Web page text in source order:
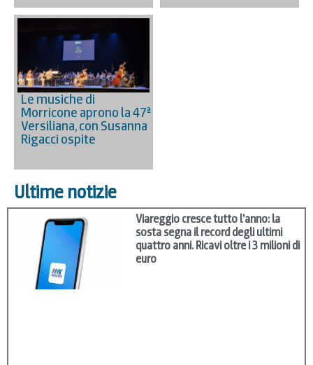
Le musiche di
Morricone aprono la 47ª
Versiliana, con Susanna
Rigacci ospite
Ultime notizie
Viareggio cresce tutto l’anno: la
sosta segna il record degli ultimi
quattro anni. Ricavi oltre i 3 milioni di
euro